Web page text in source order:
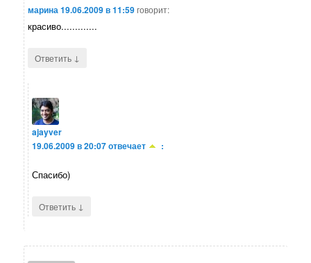
марина19.06.2009 в 11:59говорит:
красиво.............
Ответить ↓
ajayver
19.06.2009 в 20:07отвечает :
Спасибо)
Ответить ↓